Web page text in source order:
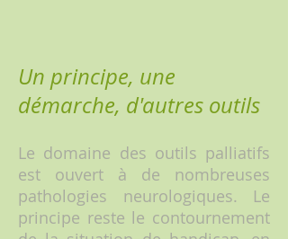
Un principe, une
démarche, d'autres outils
Le domaine des outils palliatifs
est ouvert à de nombreuses
pathologies neurologiques. Le
principe reste le contournement